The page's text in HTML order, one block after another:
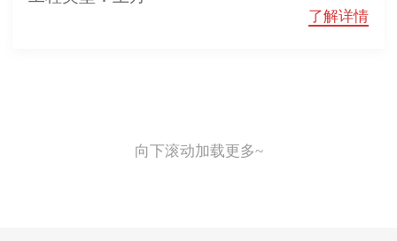
了解详情
向下滚动加载更多~